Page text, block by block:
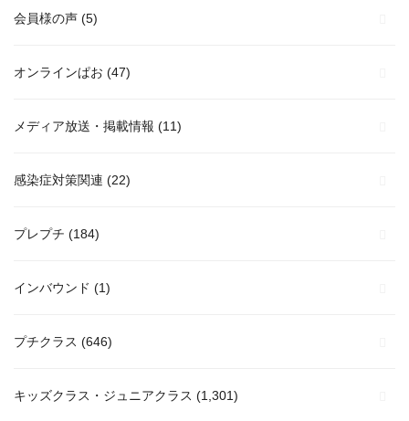
会員様の声 (5)
オンラインぱお (47)
メディア放送・掲載情報 (11)
感染症対策関連 (22)
プレプチ (184)
インバウンド (1)
プチクラス (646)
キッズクラス・ジュニアクラス (1,301)